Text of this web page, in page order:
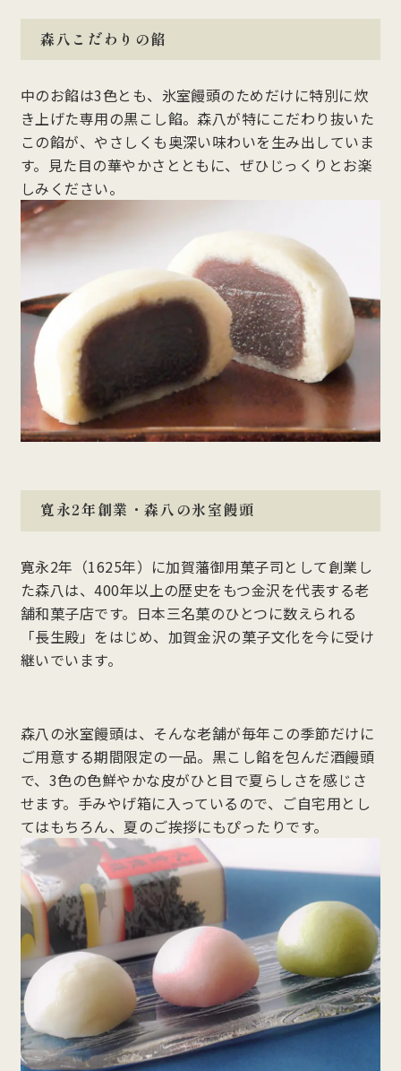
森八こだわりの餡
中のお餡は3色とも、氷室饅頭のためだけに特別に炊
き上げた専用の黒こし餡。森八が特にこだわり抜いた
この餡が、やさしくも奥深い味わいを生み出していま
す。見た目の華やかさとともに、ぜひじっくりとお楽
しみください。
寛永2年創業・森八の氷室饅頭
寛永2年（1625年）に加賀藩御用菓子司として創業し
た森八は、400年以上の歴史をもつ金沢を代表する老
舗和菓子店です。日本三名菓のひとつに数えられる
「長生殿」をはじめ、加賀金沢の菓子文化を今に受け
継いでいます。
森八の氷室饅頭は、そんな老舗が毎年この季節だけに
ご用意する期間限定の一品。黒こし餡を包んだ酒饅頭
で、3色の色鮮やかな皮がひと目で夏らしさを感じさ
せます。手みやげ箱に入っているので、ご自宅用とし
てはもちろん、夏のご挨拶にもぴったりです。